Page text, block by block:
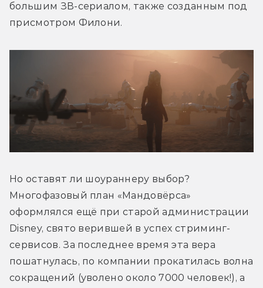
большим ЗВ-сериалом, также созданным под
присмотром Филони.
Но оставят ли шоураннеру выбор?
Многофазовый план «Мандовёрса»
оформлялся ещё при старой администрации
Disney, свято верившей в успех стриминг-
сервисов. За последнее время эта вера
пошатнулась, по компании прокатилась волна
сокращений (уволено около 7000 человек!), а